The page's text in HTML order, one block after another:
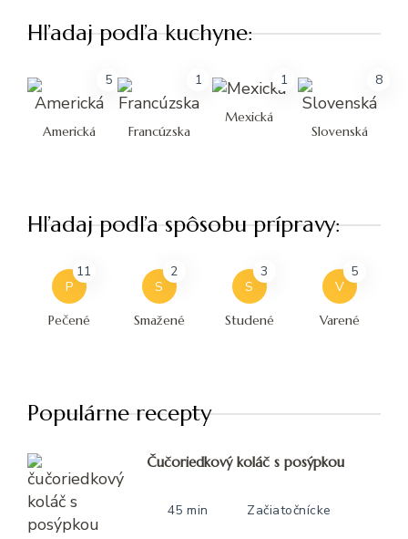
Hľadaj podľa kuchyne:
5
Americká
1
Francúzska
1
Mexická
8
Slovenská
Hľadaj podľa spôsobu prípravy:
P
11
Pečené
S
2
Smažené
S
3
Studené
V
5
Varené
Populárne recepty
Čučoriedkový koláč s posýpkou
45 min Začiatočnícke